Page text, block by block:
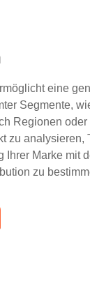
eine
Segmente,
Regionen
zu analysieren,
Ihrer Marke mit
zu